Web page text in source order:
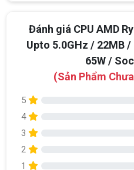
Đánh giá CPU AMD
Upto 5.0GHz / 22MB
65W /
(Sản Phẩm
5
4
3
2
1